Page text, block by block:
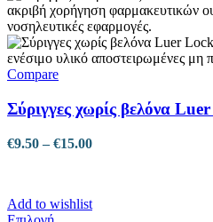
Compare
Σύριγγες χωρίς βελόνα
€9.50 – €15.00Price
€15.00
Add to wishlist
Αυτό